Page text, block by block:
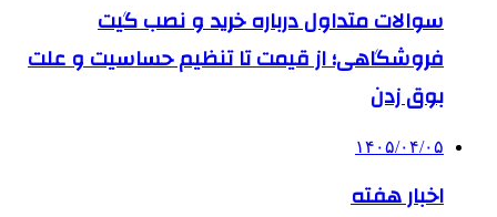
سوالات متداول درباره خرید و نصب گیت
فروشگاهی؛ از قیمت تا تنظیم حساسیت و علت
بوق زدن
۱۴۰۵/۰۴/۰۵
اخبار هفته